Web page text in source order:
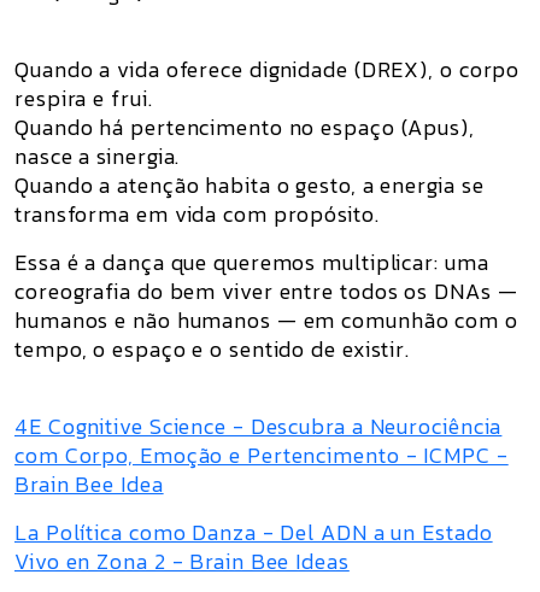
Quando a vida oferece dignidade (DREX), o corpo
respira e frui.
Quando há pertencimento no espaço (Apus),
nasce a sinergia.
Quando a atenção habita o gesto, a energia se
transforma em vida com propósito.
Essa é a dança que queremos multiplicar: uma
coreografia do bem viver entre todos os DNAs —
humanos e não humanos — em comunhão com o
tempo, o espaço e o sentido de existir.
4E Cognitive Science - Descubra a Neurociência
com Corpo, Emoção e Pertencimento - ICMPC -
Brain Bee Idea
La Política como Danza - Del ADN a un Estado
Vivo en Zona 2 - Brain Bee Ideas